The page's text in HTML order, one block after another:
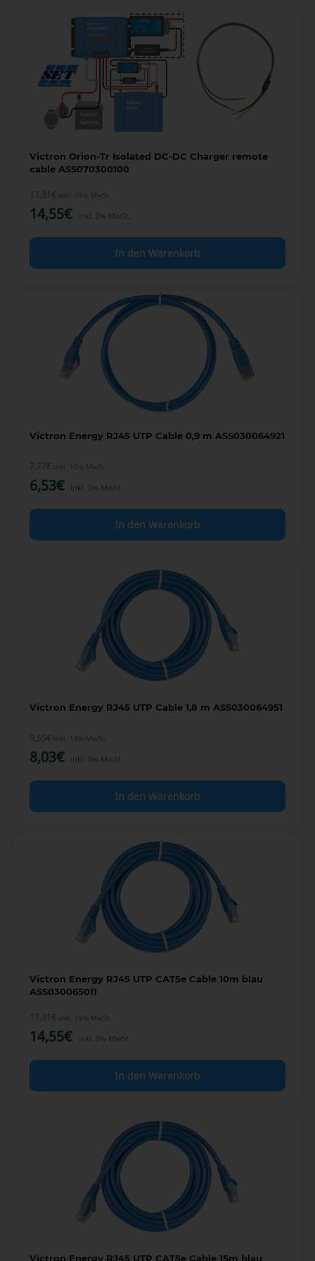
Victron Orion-Tr Isolated DC-DC Charger remote
cable ASS070300100
17,31 € inkl. 19% MwSt.
14,55€ inkl. 0% MwSt.
In den Warenkorb
Victron Energy RJ45 UTP Cable 0,9 m ASS030064921
7,77€ inkl. 19% MwSt.
6,53€ inkl. 0% MwSt.
In den Warenkorb
Victron Energy RJ45 UTP Cable 1,8 m ASS030064951
9,55€ inkl. 19% MwSt.
8,03€ inkl. 0% MwSt.
In den Warenkorb
Victron Energy RJ45 UTP CAT5e Cable 10m blau
ASS030065011
17,31 € inkl. 19% MwSt.
14,55€ inkl. 0% MwSt.
In den Warenkorb
Victron Energy RJ45 UTP CAT5e Cable 15m blau